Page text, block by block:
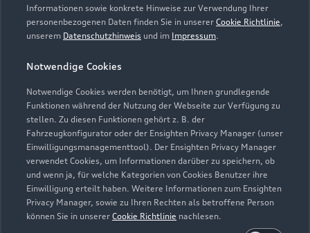
Informationen sowie konkrete Hinweise zur Verwendung Ihrer
personenbezogenen Daten finden Sie in unserer Cookie Richtlinie,
unserem Datenschutzhinweis und im Impressum.
Notwendige Cookies
Notwendige Cookies werden benötigt, um Ihnen grundlegende
Funktionen während der Nutzung der Webseite zur Verfügung zu
stellen. Zu diesen Funktionen gehört z. B. der
Fahrzeugkonfigurator oder der Ensighten Privacy Manager (unser
Einwilligungsmanagementtool). Der Ensighten Privacy Manager
verwendet Cookies, um Informationen darüber zu speichern, ob
und wenn ja, für welche Kategorien von Cookies Benutzer ihre
Einwilligung erteilt haben. Weitere Informationen zum Ensighten
Privacy Manager, sowie zu Ihren Rechten als betroffene Person
können Sie in unserer Cookie Richtlinie nachlesen.
Teile- & Zubehörverkauf
Geschlossen,öffnet amMontag 07:00
Werkstatt
Geschlossen,öffnet am Montag 07:00
Zurück nach oben
Modelle